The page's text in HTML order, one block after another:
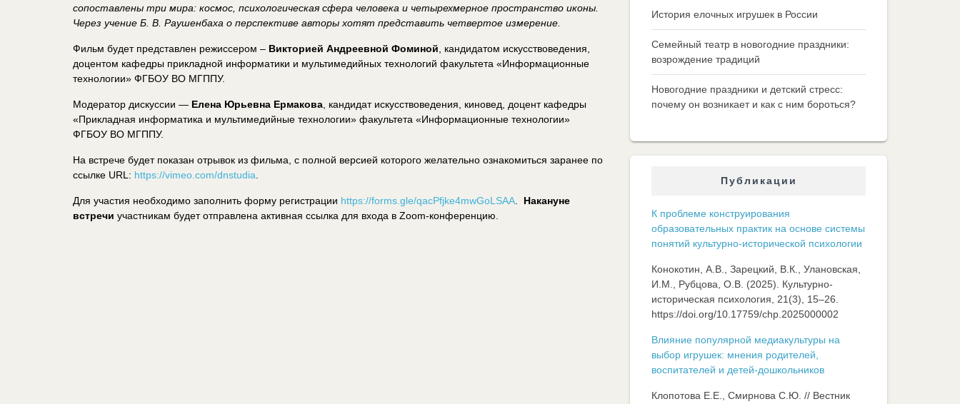
сопоставлены три мира: космос, психологическая сфера человека и четырехмерное пространство иконы.
Через учение Б. В. Раушенбаха о перспективе авторы хотят представить четвертое измерение.
Фильм будет представлен режиссером – Викторией Андреевной Фоминой, кандидатом искусствоведения,
доцентом кафедры прикладной информатики и мультимедийных технологий факультета «Информационные
технологии» ФГБОУ ВО МГППУ.
Модератор дискуссии — Елена Юрьевна Ермакова, кандидат искусствоведения, киновед, доцент кафедры
«Прикладная информатика и мультимедийные технологии» факультета «Информационные технологии»
ФГБОУ ВО МГППУ.
На встрече будет показан отрывок из фильма, с полной версией которого желательно ознакомиться заранее по
ссылке URL: https://vimeo.com/dnstudia.
Для участия необходимо заполнить форму регистрации https://forms.gle/qacPfjke4mwGoLSAA. Накануне
встречи участникам будет отправлена активная ссылка для входа в Zoom-конференцию.
История елочных игрушек в России
Семейный театр в новогодние праздники:
возрождение традиций
Новогодние праздники и детский стресс:
почему он возникает и как с ним бороться?
Публикации
К проблеме конструирования
образовательных практик на основе системы
понятий культурно-исторической психологии
Конокотин, А.В., Зарецкий, В.К., Улановская,
И.М., Рубцова, О.В. (2025). Культурно-
историческая психология, 21(3), 15–26.
https://doi.org/10.17759/chp.2025000002
Влияние популярной медиакультуры на
выбор игрушек: мнения родителей,
воспитателей и детей-дошкольников
Клопотова Е.Е., Смирнова С.Ю. // Вестник